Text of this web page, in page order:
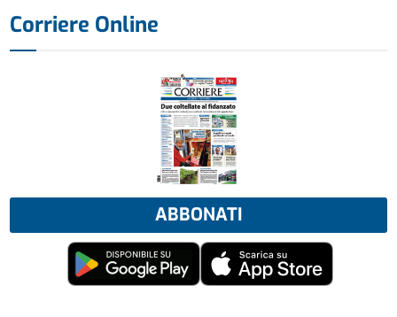
Corriere Online
ABBONATI